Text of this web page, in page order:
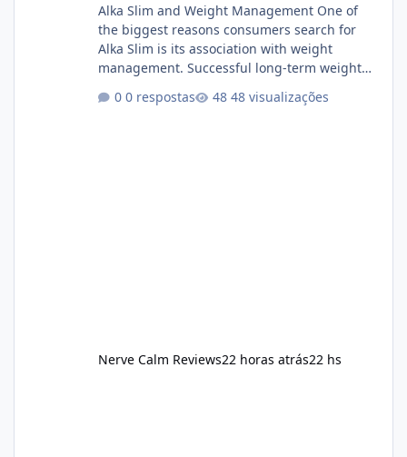
Alka Slim and Weight Management One of
the biggest reasons consumers search for
Alka Slim is its association with weight
management. Successful long-term weight
consistency rather than quick fixes. A
0 respostas 48 visualizações
Nerve Calm Reviews22 horas atrás22 hs